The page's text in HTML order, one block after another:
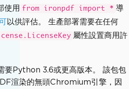
使用 from ironpdf import * 導
以供評估。 生產部署需要在任何
屬性設置商用許
要Python 3.6或更高版本。 該包包
渲染的無頭Chromium引擎，因